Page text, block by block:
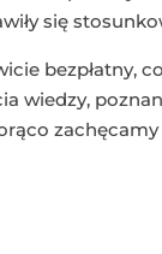
się
bezpłatny,
wiedzy,